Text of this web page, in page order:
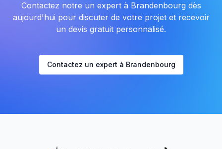
Contactez notre un expert à Brandenbourg dès
aujourd'hui pour discuter de votre projet et recevoir
un devis gratuit personnalisé.
Contactez un expert à Brandenbourg